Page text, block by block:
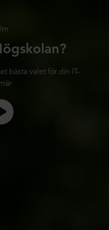
bästa valet för din IT-